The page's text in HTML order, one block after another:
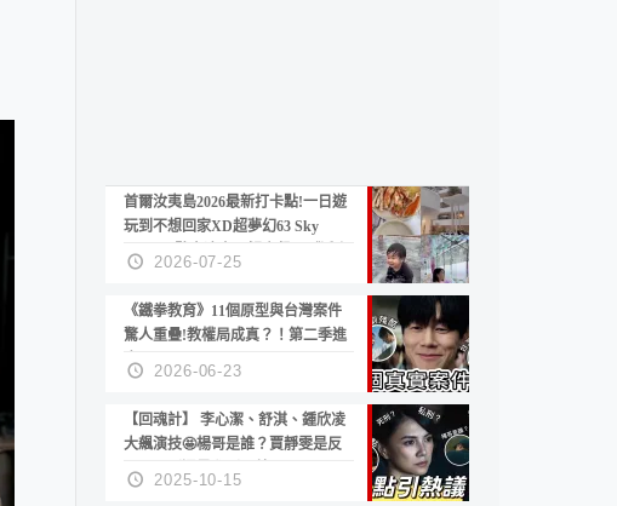
首爾汝夷島2026最新打卡點!一日遊
玩到不想回家XD超夢幻63 Sky
Picnic、鷺良津帝王蟹大餐、《淚之
女王》拍攝地、漢江公園免費玩水
2026-07-25
《鐵拳教育》11個原型與台灣案件
驚人重疊!教權局成真？！第二季進
度？😍
2026-06-23
【回魂計】 李心潔、舒淇、鍾欣凌
大飆演技🤩楊哥是誰？賈靜雯是反
派？死刑還是私刑正義
2025-10-15